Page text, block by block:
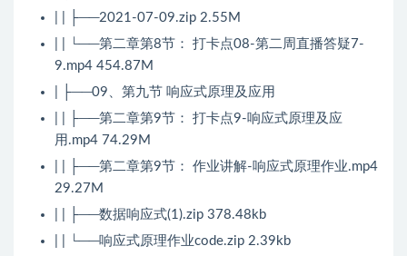
| | ├──2021-07-09.zip 2.55M
| | └──第二章第8节： 打卡点08-第二周直播答疑7-
9.mp4 454.87M
| ├──09、第九节 响应式原理及应用
| | ├──第二章第9节： 打卡点9-响应式原理及应
用.mp4 74.29M
| | ├──第二章第9节： 作业讲解-响应式原理作业.mp4
29.27M
| | ├──数据响应式(1).zip 378.48kb
| | └──响应式原理作业code.zip 2.39kb